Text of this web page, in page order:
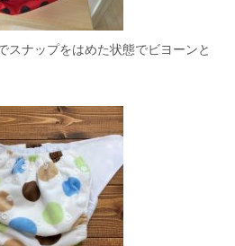
スナップをはめた状態でビヨーンと